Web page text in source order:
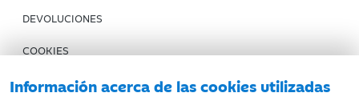
Información acerca de las cookies utilizadas
DEVOLUCIONES
COOKIES
CONDICIONES DE COMPRA